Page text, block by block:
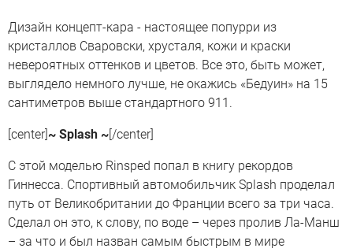
Дизайн концепт-кара - настоящее попурри из
кристаллов Сваровски, хрусталя, кожи и краски
невероятных оттенков и цветов. Все это, быть может,
выглядело немного лучше, не окажись «Бедуин» на 15
сантиметров выше стандартного 911.
[center] ~ Splash ~ [/center]
С этой моделью Rinsped попал в книгу рекордов
Гиннесса. Спортивный автомобильчик Splash проделал
путь от Великобритании до Франции всего за три часа.
Сделал он это, к слову, по воде – через пролив Ла-Манш
– за что и был назван самым быстрым в мире